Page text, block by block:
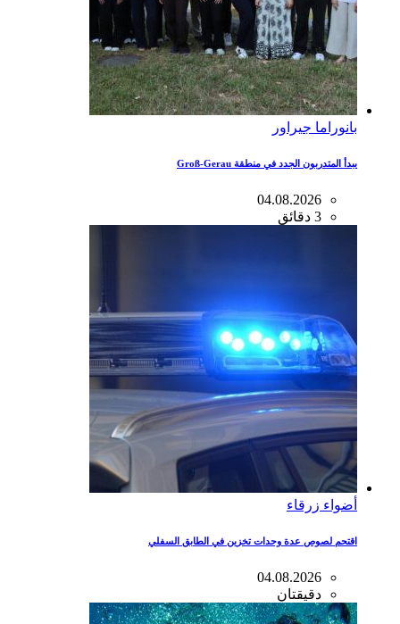
بانوراما جيراور
يبدأ المتدربون الجدد في منطقة Groß-Gerau
04.08.2026
3 دقائق
أضواء زرقاء
اقتحم لصوص عدة وحدات تخزين في الطابق السفلي
04.08.2026
دقيقتان